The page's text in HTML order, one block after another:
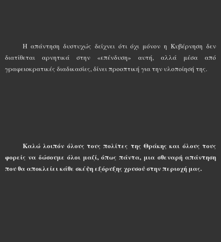
Η απάντηση δυστυχώς δείχνει ότι όχι μόνον η Κυβέρνηση δεν
διατίθεται αρνητικά στην «επένδυση» αυτή, αλλά μέσα από
γραφειοκρατικές διαδικασίες, δίνει προοπτική για την υλοποίησή της.
Καλώ λοιπόν όλους τους πολίτες της Θράκης και όλους τους
φορείς να δώσουμε όλοι μαζί, όπως πάντα, μια σθεναρή απάντηση
που θα αποκλείει κάθε σκέψη εξόρυξης χρυσού στην περιοχή μας.